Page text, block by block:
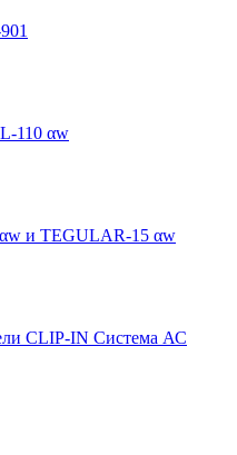
110 αw
и TEGULAR-15 αw
CLIP-IN Cистема АС